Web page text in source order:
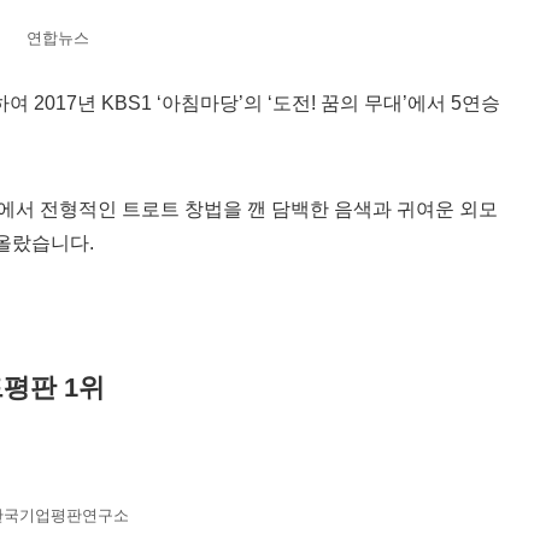
연합뉴스
2017년 KBS1 ‘아침마당’의 ‘도전! 꿈의 무대’에서 5연승
서 전형적인 트로트 창법을 깬 담백한 음색과 귀여운 외모
랐습니다.
판 1위
국기업평판연구소